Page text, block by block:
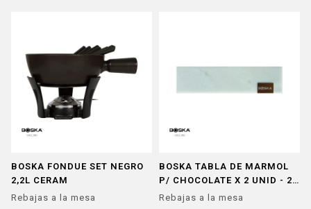
BOSKA FONDUE SET NEGRO
2,2L CERAM
Rebajas a la mesa
BOSKA TABLA DE MARMOL
P/ CHOCOLATE X 2 UNID - 20
X 54 CM CHICA
Rebajas a la mesa